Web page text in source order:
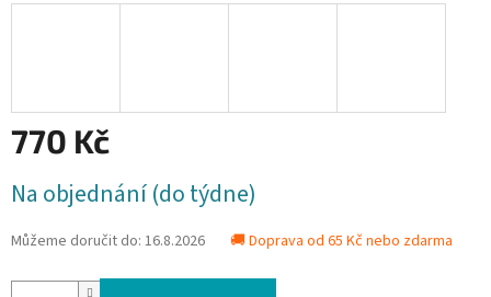
770 Kč
cena:
Na objednání (do týdne)
Můžeme doručit do: 16.8.2026 🚚 Doprava od 65 Kč nebo zdarma